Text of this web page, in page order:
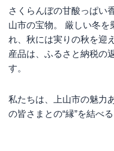
さくらんぼの甘酸っぱい
山市の宝物。 厳しい冬を
れ、秋には実りの秋を迎
産品は、ふるさと納税の
す。
私たちは、上山市の魅力
の皆さまとの“縁”を結べ